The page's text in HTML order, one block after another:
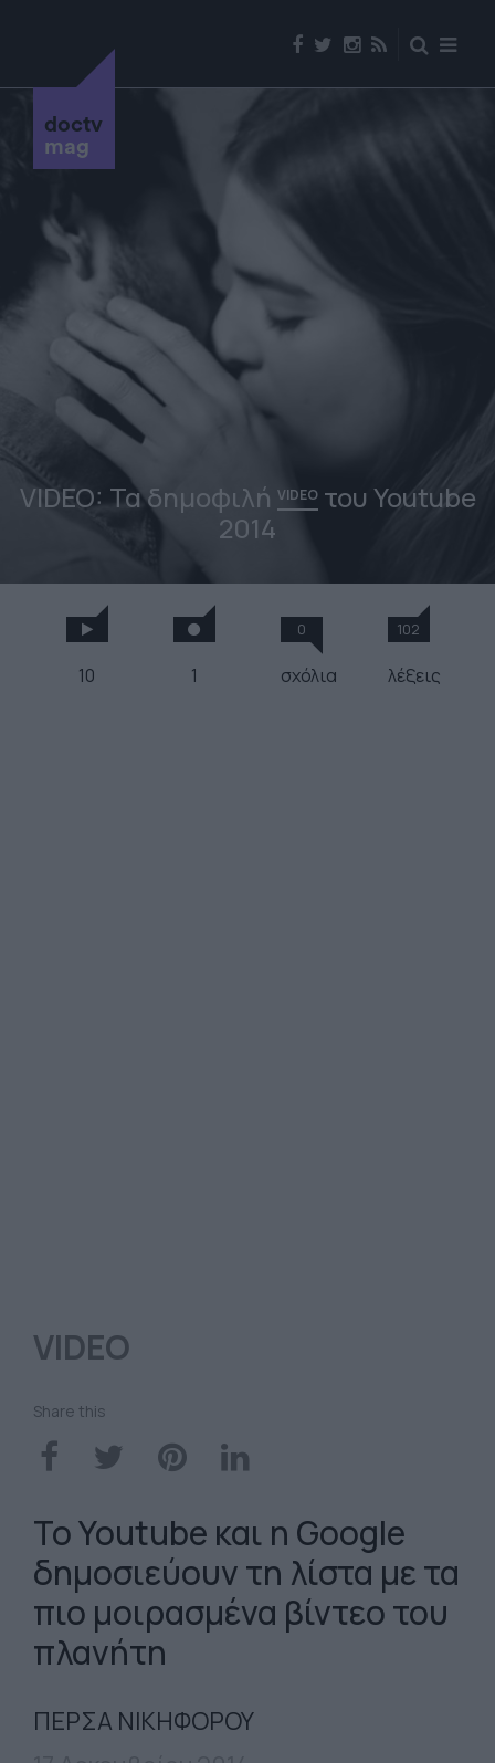
doctv
mag
VIDEO: Τα δημοφιλή VIDEOτου Youtube
2014
10 1
0
σχόλια
102
λέξεις
VIDEO
Share this
Το Youtube και η Google
δημοσιεύουν τη λίστα με τα
πιο μοιρασμένα βίντεο του
πλανήτη
ΠΕΡΣΑ ΝΙΚΗΦΟΡΟΥ